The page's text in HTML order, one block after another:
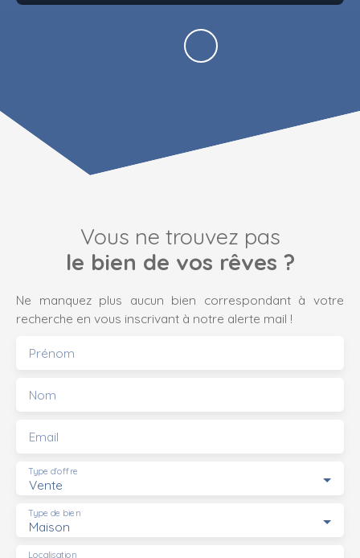
Vous ne trouvez pas
le bien de vos rêves ?
Ne manquez plus aucun bien correspondant à votre
recherche en vous inscrivant à notre alerte mail !
Prénom
Nom
Email
Vente
Type d'offre
Maison
Type de bien
Localisation